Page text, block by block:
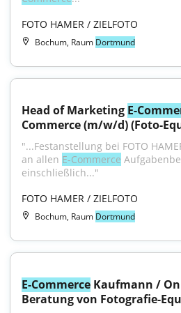
FOTO HAMER / ZIELFOTO
Bochum, Raum Dortmund
Head of Marketing E-
Commerce (m/w/d) (Foto-
"...Festanstellung bei FOTO
an allen E-Commerce
einschließlich..."
FOTO HAMER / ZIELFOTO
Bochum, Raum Dortmund
E-Commerce Kaufmann /
Beratung von Fotografie-